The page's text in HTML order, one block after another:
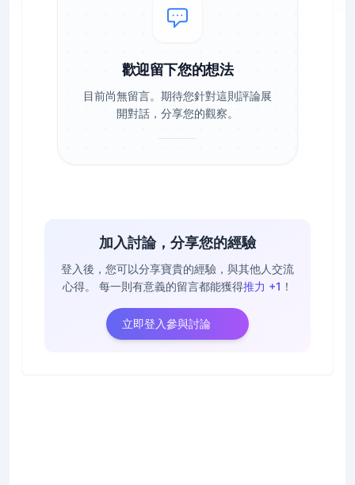
歡迎留下您的想法
目前尚無留言。期待您針對這則評論展
開對話，分享您的觀察。
加入討論，分享您的經驗
登入後，您可以分享寶貴的經驗，與其他人交流
心得。
每一則有意義的留言都能獲得推力 +1 ！
立即登入參與討論